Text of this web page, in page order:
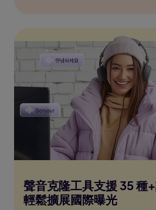
聲音克隆工具支援 35 種
輕鬆擴展國際曝光